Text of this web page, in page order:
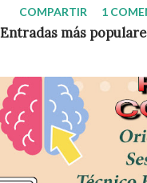
como docentes,
gramática que sirven
alumno desarrolle el
correctamente
Obtén ejercicios aquí 👇
visita! 😉 Publicamos
página y unirte a nuestro
👉 Grupo de Facebook
COMPARTIR 1
Entradas más